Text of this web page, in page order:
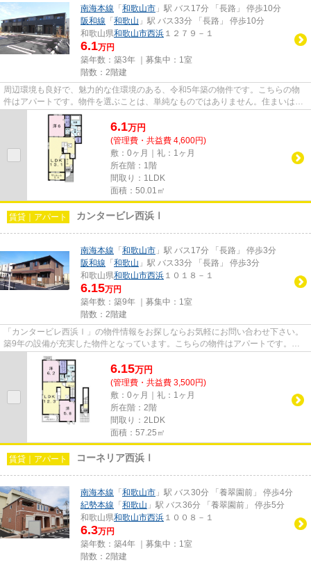
南海本線 「 和歌山市 」駅 バス17分 「長路」 停歩10分
阪和線 「 和歌山 」駅 バス33分 「長路」 停歩10分
和歌山県和歌山市西浜 １２７９－１
6.1万円
築年数：築3年 ｜募集中： 1室
階数：2階建
周辺環境も良好で、魅力的な住環境のある、令和5年築の物件です。こちらの物
件はアパートです。物件を選ぶことは、単純なものではありません。住まいは人
生を変えるかもしれない大事な...
6.1万円
(管理費・共益費 4,600円)
敷：0ヶ月｜礼：1ヶ月
所在階：1階
間取り：1LDK
面積：50.01㎡
賃貸｜アパート カンタービレ西浜Ⅰ
南海本線 「 和歌山市 」駅 バス17分 「長路」 停歩3分
阪和線 「 和歌山 」駅 バス33分 「長路」 停歩3分
和歌山県和歌山市西浜 １０１８－１
6.15万円
築年数：築9年 ｜募集中： 1室
階数：2階建
「カンタービレ西浜Ⅰ」の物件情報をお探しならお気軽にお問い合わせ下さい。
築9年の設備が充実した物件となっています。こちらの物件はアパートです。和
歌山市近くの物件で、気に入っ...
6.15万円
(管理費・共益費 3,500円)
敷：0ヶ月｜礼：1ヶ月
所在階：2階
間取り：2LDK
面積：57.25㎡
賃貸｜アパート コーネリア西浜Ⅰ
南海本線 「 和歌山市 」駅 バス30分 「養翠園前」 停歩4分
紀勢本線 「 和歌山 」駅 バス36分 「養翠園前」 停歩5分
和歌山県和歌山市西浜 １００８－１
6.3万円
築年数：築4年 ｜募集中： 1室
階数：2階建